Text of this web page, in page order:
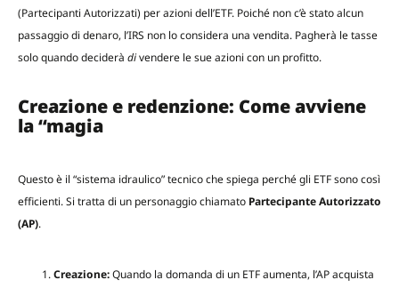
(Partecipanti Autorizzati) per azioni dell’ETF. Poiché non c’è stato alcun
passaggio di denaro, l’IRS non lo considera una vendita. Pagherà le tasse
solo quando deciderà divendere le sue azioni con un profitto.
Creazione e redenzione: Come avviene
la “magia
Questo è il “sistema idraulico” tecnico che spiega perché gli ETF sono così
efficienti. Si tratta di un personaggio chiamato Partecipante Autorizzato
(AP).
Creazione:Quando la domanda di un ETF aumenta, l’AP acquista